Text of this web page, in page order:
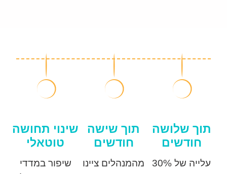
תוך שלושה
חודשים
עלייה של 30%
תוך שישה
חודשים
מהמנהלים ציינו
שינוי תחושה
טוטאלי
שיפור במדדי